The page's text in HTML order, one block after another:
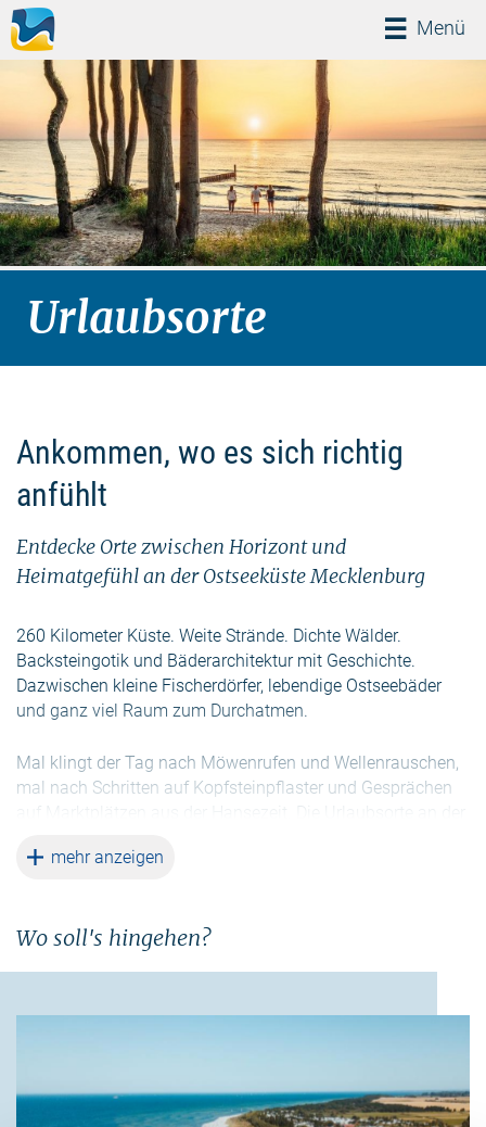
Menü
Menü
Urlaubsorte
Ankommen, wo es sich richtig
anfühlt
Entdecke Orte zwischen Horizont und
Heimatgefühl an der Ostseeküste Mecklenburg
260 Kilometer Küste. Weite Strände. Dichte Wälder.
Backsteingotik und Bäderarchitektur mit Geschichte.
Dazwischen kleine Fischerdörfer, lebendige Ostseebäder
und ganz viel Raum zum Durchatmen.
Mal klingt der Tag nach Möwenrufen und Wellenrauschen,
mal nach Schritten auf Kopfsteinpflaster und Gesprächen
auf Marktplätzen aus der Hansezeit. Die Urlaubsorte an der
sein und doch teilen Sie eines: sie geben Raum für das, was
weiterlesen
mehr anzeigen
Wo soll's hingehen?